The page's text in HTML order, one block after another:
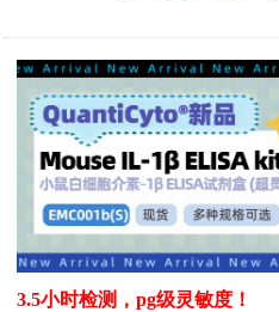
表观遗传学
干细胞与再生医学 免疫学
细胞生物学 心血管生物学
定制代测
ELISA定制
3.5小时检测，pg级灵敏度！